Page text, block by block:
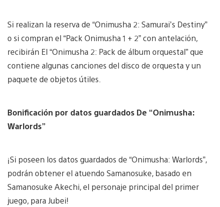
Si realizan la reserva de “Onimusha 2: Samurai’s Destiny”
o si compran el “Pack Onimusha 1 + 2” con antelación,
recibirán El “Onimusha 2: Pack de álbum orquestal” que
contiene algunas canciones del disco de orquesta y un
paquete de objetos útiles.
Bonificación por datos guardados De “Onimusha:
Warlords”
¡Si poseen los datos guardados de “Onimusha: Warlords”,
podrán obtener el atuendo Samanosuke, basado en
Samanosuke Akechi, el personaje principal del primer
juego, para Jubei!